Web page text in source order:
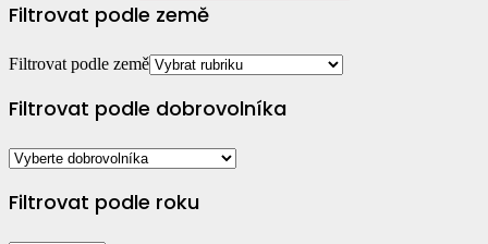
Filtrovat podle země
Filtrovat podle země
Filtrovat podle dobrovolníka
Filtrovat podle roku